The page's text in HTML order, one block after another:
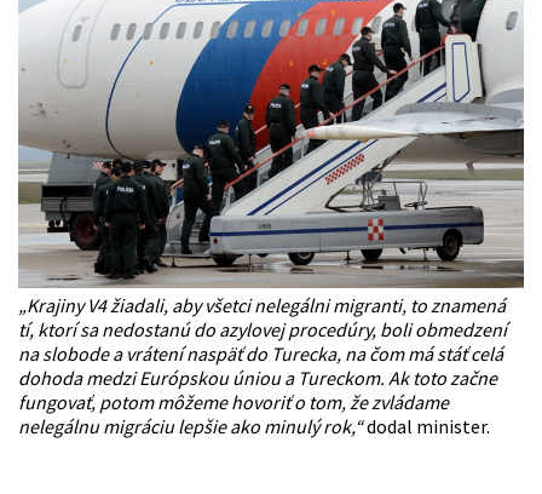
„Krajiny V4 žiadali, aby všetci nelegálni migranti, to znamená
tí, ktorí sa nedostanú do azylovej procedúry, boli obmedzení
na slobode a vrátení naspäť do Turecka, na čom má stáť celá
dohoda medzi Európskou úniou a Tureckom. Ak toto začne
fungovať, potom môžeme hovoriť o tom, že zvládame
nelegálnu migráciu lepšie ako minulý rok,“dodal minister.